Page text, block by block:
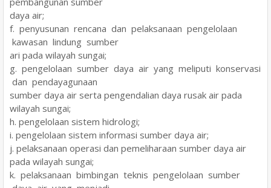
daya air;
f. penyusunan rencana dan pelaksanaan pengelolaan
kawasan lindung sumber
ari pada wilayah sungai;
g. pengelolaan sumber daya air yang meliputi konservasi
dan pendayagunaan
sumber daya air serta pengendalian daya rusak air pada
wilayah sungai;
h. pengelolaan sistem hidrologi;
i. pengelolaan sistem informasi sumber daya air;
j. pelaksanaan operasi dan pemeliharaan sumber daya air
pada wilayah sungai;
k. pelaksanaan bimbingan teknis pengelolaan sumber